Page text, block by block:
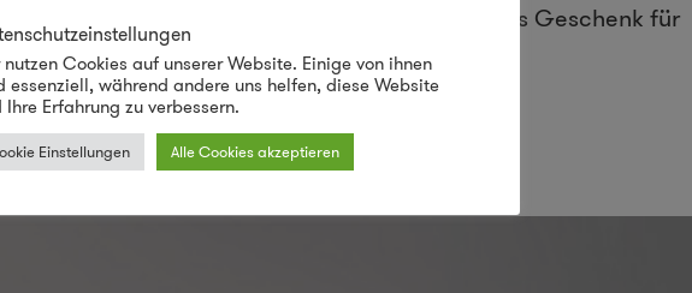
und fertig ist ein individuelles und nachhaltiges Geschenk für
Postcarden – Kresse-Gewächshaus
Cookies auf unserer Website. Einige von ihnen
essenziell, während andere uns helfen, diese Website
Ihre Erfahrung zu verbessern.
Einstellungen Alle Cookies akzeptieren